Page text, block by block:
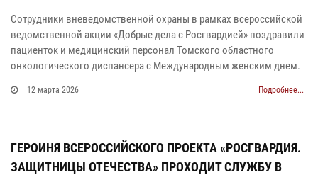
Сотрудники вневедомственной охраны в рамках всероссийской
ведомственной акции «Добрые дела с Росгвардией» поздравили
пациенток и медицинский персонал Томского областного
онкологического диспансера с Международным женским днем.
12 марта 2026 Подробнее...
ГЕРОИНЯ ВСЕРОССИЙСКОГО ПРОЕКТА «РОСГВАРДИЯ.
ЗАЩИТНИЦЫ ОТЕЧЕСТВА» ПРОХОДИТ СЛУЖБУ В